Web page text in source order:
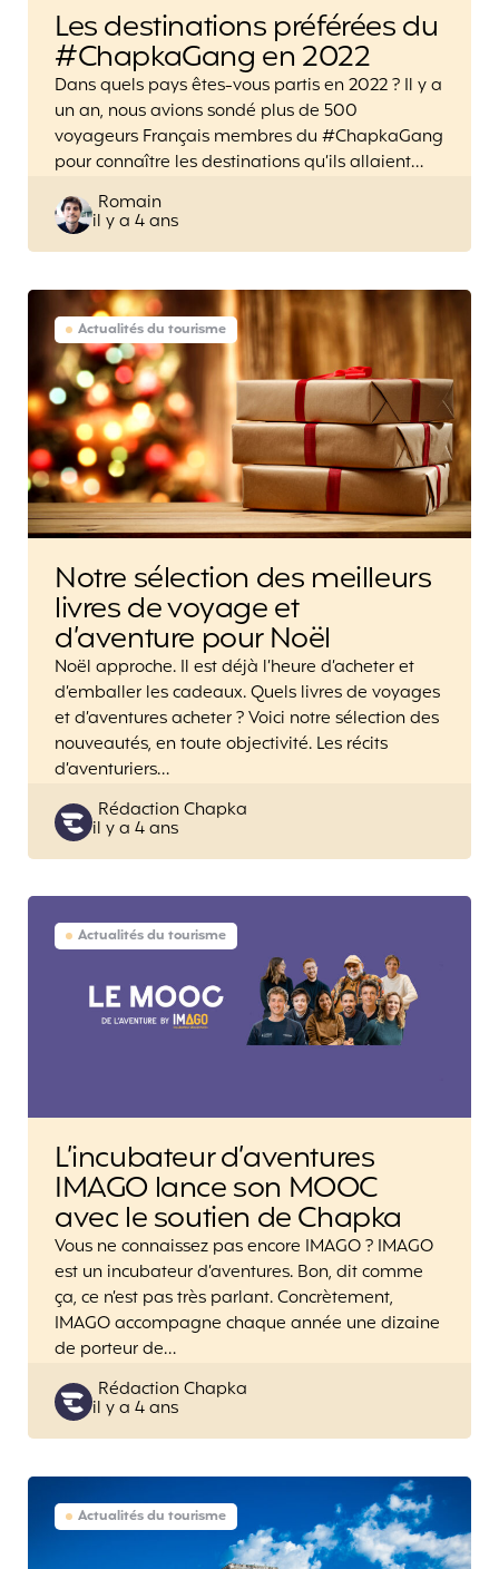
Les destinations préférées du
#ChapkaGang en 2022
Dans quels pays êtes-vous partis en 2022 ? Il y a
un an, nous avions sondé plus de 500
voyageurs Français membres du #ChapkaGang
pour connaître les destinations qu’ils allaient…
Posted
by
Romain
il y a 4 ans
Actualités du tourisme
Notre sélection des meilleurs
livres de voyage et
d’aventure pour Noël
Noël approche. Il est déjà l’heure d’acheter et
d’emballer les cadeaux. Quels livres de voyages
et d’aventures acheter ? Voici notre sélection des
nouveautés, en toute objectivité. Les récits
d’aventuriers…
Posted
by
Rédaction Chapka
il y a 4 ans
Actualités du tourisme
L’incubateur d’aventures
IMAGO lance son MOOC
avec le soutien de Chapka
Vous ne connaissez pas encore IMAGO ? IMAGO
est un incubateur d’aventures. Bon, dit comme
ça, ce n’est pas très parlant. Concrètement,
IMAGO accompagne chaque année une dizaine
de porteur de…
Posted
by
Rédaction Chapka
il y a 4 ans
Actualités du tourisme